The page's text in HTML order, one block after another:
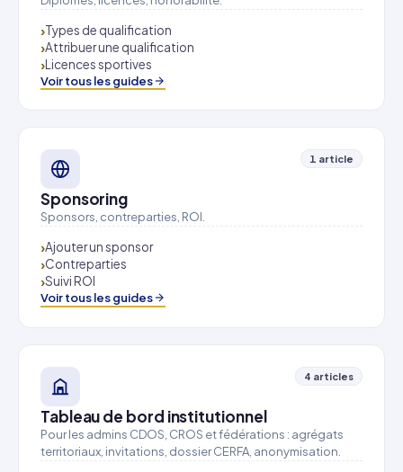
Types de qualification
Attribuer une qualification
Licences sportives
Voir tous les guides
1 article
Sponsoring
Sponsors, contreparties, ROI.
Ajouter un sponsor
Contreparties
Suivi ROI
Voir tous les guides
4 articles
Tableau de bord institutionnel
Pour les admins CDOS, CROS et fédérations : agrégats
territoriaux, invitations, dossier CERFA, anonymisation.